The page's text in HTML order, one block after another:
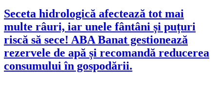
Seceta hidrologică afectează tot mai
multe râuri, iar unele fântâni și puțuri
riscă să sece! ABA Banat gestionează
rezervele de apă și recomandă reducerea
consumului în gospodării.